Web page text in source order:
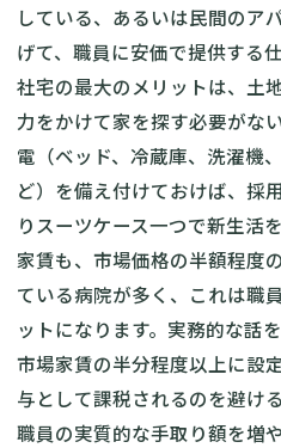
している、あるいは民間のア
げて、職員に安価で提供する仕
社宅の最大のメリットは、土
力をかけて家を探す必要がな
電（ベッド、冷蔵庫、洗濯機
ど）を備え付けておけば、採
りスーツケース一つで新生活
家賃も、市場価格の半額程度
ている病院が多く、これは職
ットになります。実務的な話
市場家賃の半分程度以上に設
与として課税されるのを避け
職員の実質的な手取り額を増